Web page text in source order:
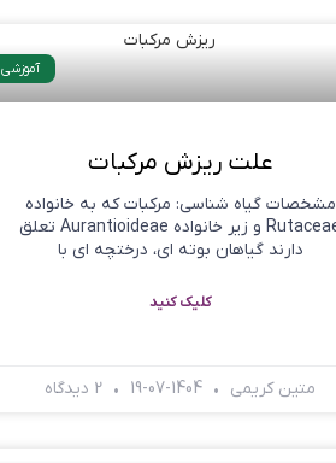
آموزشی
علت ریزش مرکبات
مشخصات گیاه شناسی: مرکبات که به خانواده
Rutaceae و زیر خانواده Aurantioideae تعلق
دارند گیاهان بوته ای، درختچه ای با
کلیک کنید
متین کریمی